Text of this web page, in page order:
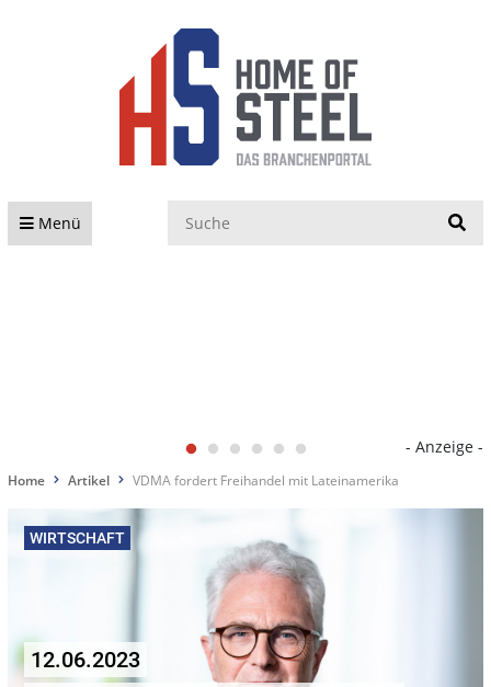
Menü
- Anzeige -
Home Artikel VDMA fordert Freihandel mit Lateinamerika
WIRTSCHAFT
12.06.2023